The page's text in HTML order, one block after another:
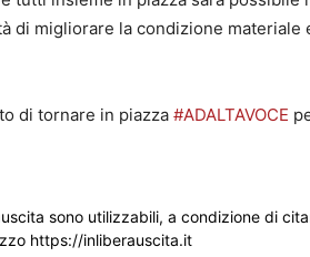
di migliorare la condizione
di tornare in piazza #ADALTAVOCE
sono utilizzabili, a condizione di
https://inliberauscita.it